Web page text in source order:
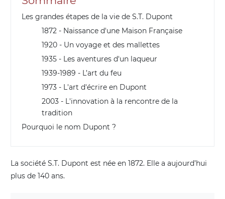
Les grandes étapes de la vie de S.T. Dupont
1872 - Naissance d'une Maison Française
1920 - Un voyage et des mallettes
1935 - Les aventures d'un laqueur
1939-1989 - L’art du feu
1973 - L'art d'écrire en Dupont
2003 - L'innovation à la rencontre de la
tradition
Pourquoi le nom Dupont ?
La société S.T. Dupont est née en 1872. Elle a aujourd’hui
plus de 140 ans.